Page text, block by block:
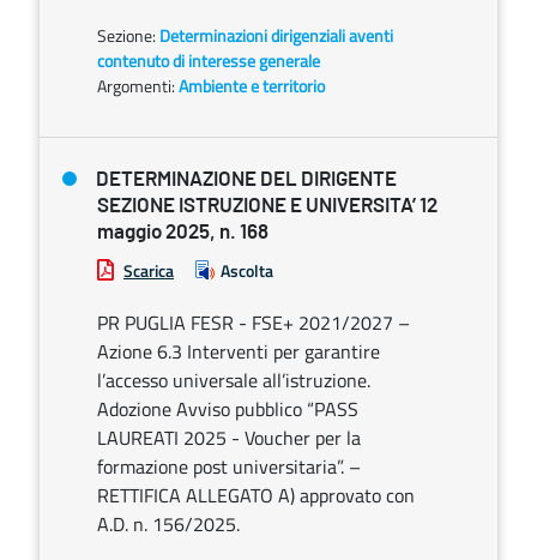
Sezione: Determinazioni dirigenziali aventi
contenuto di interesse generale
Argomenti:Ambiente e territorio
DETERMINAZIONE DEL DIRIGENTE
SEZIONE ISTRUZIONE E UNIVERSITA’ 12
maggio 2025, n. 168
Scarica Ascolta
PR PUGLIA FESR - FSE+ 2021/2027 –
Azione 6.3 Interventi per garantire
l’accesso universale all’istruzione.
Adozione Avviso pubblico “PASS
LAUREATI 2025 - Voucher per la
formazione post universitaria”. –
RETTIFICA ALLEGATO A) approvato con
A.D. n. 156/2025.